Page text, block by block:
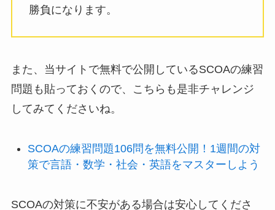
勝負になります。
また、当サイトで無料で公開しているSCOAの練習
問題も貼っておくので、こちらも是非チャレンジ
してみてくださいね。
SCOAの練習問題106問を無料公開！1週間の対
策で言語・数学・社会・英語をマスターしよう
SCOAの対策に不安がある場合は安心してくださ